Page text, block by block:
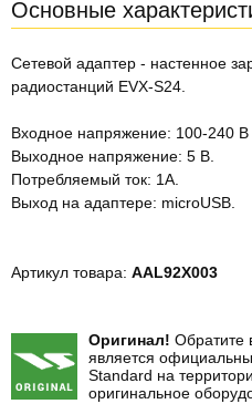
Основные
Сетевой адаптер - настенное
радиостанций EVX-S24.
Входное напряжение: 100-240
Выходное напряжение: 5 В.
Потребляемый ток: 1А.
Выход на адаптере: microUSB.
Артикул товара: AAL92X003
Оригинал! Обратите
является
Standard на
оригинальное